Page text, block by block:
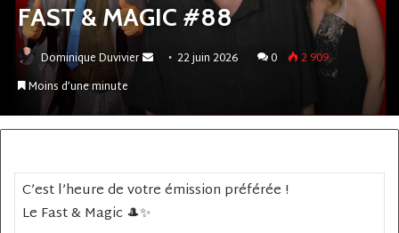
FAST & MAGIC #88
Dominique Duvivier
Envoyer22 juin 2026 0
2 909
Moins d’une minute
C’est l’heure de votre émission préférée !
Le Fast & Magic 🎩✨